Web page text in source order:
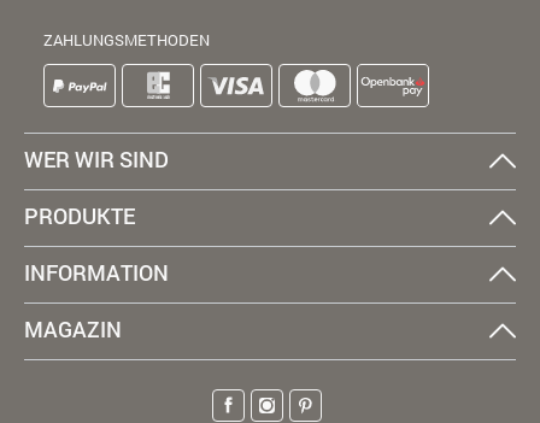
ZAHLUNGSMETHODEN
WER WIR SIND
PRODUKTE
INFORMATION
MAGAZIN